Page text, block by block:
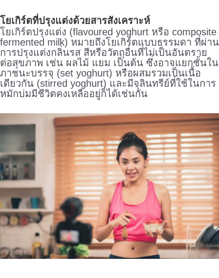
โยเกิร์ตที่ปรุงแต่งด้วยสารสังเคราะห์
โยเกิร์ตปรุงแต่ง (flavoured yoghurt หรือ composite
fermented milk) หมายถึงโยเกิร์ตแบบธรรมดา ที่ผ่าน
การปรุงแต่งกลิ่นรส สีหรือวัตถุอื่นที่ไม่เป็นอันตราย
ต่อสุขภาพ เช่น ผลไม้ แยม เป็นต้น ซึ่งอาจแยกชั้นใน
ภาชนะบรรจุ (set yoghurt) หรือผสมรวมเป็นเนื้อ
เดียวกัน (stirred yoghurt) และมีจุลินทรีย์ที่ใช้ในการ
หมักบ่มมีชีวิตคงเหลืออยู่ก็ได้เช่นกัน